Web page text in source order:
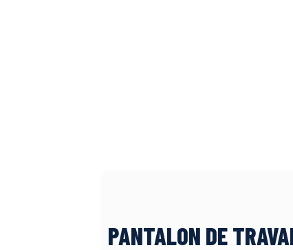
PANTALON DE